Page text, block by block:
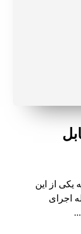
یکی از این
اجرای